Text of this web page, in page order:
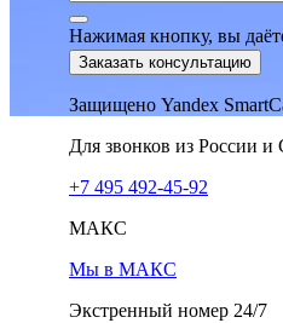
Нажимая кнопку, вы
Заказать консультацию
Защищено Yandex
Для звонков из России
+7 495 492-45-92
МАКС
Мы в МАКС
Экстренный номер 24/7